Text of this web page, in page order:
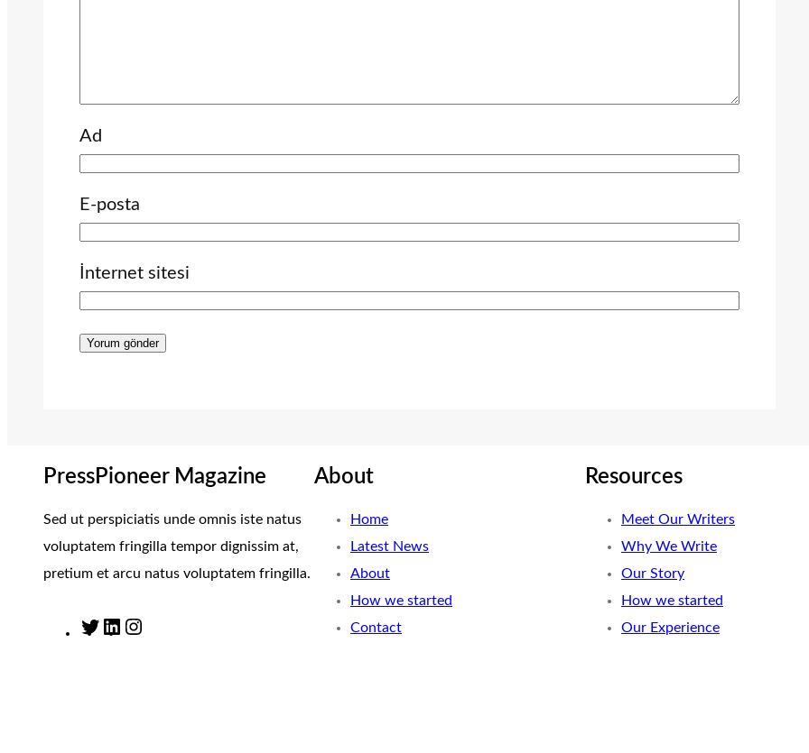
Ad
E-posta
İnternet sitesi
PressPioneer Magazine
Sed ut perspiciatis unde omnis iste natus
voluptatem fringilla tempor dignissim at,
pretium et arcu natus voluptatem fringilla.
T
L
About
Home
Latest News
About
How we started
Contact
Resources
Meet Our Writers
Why We Write
Our Story
How we started
Our Experience